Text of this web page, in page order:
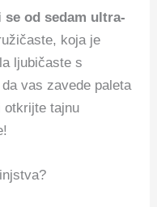
se od sedam ultra-
koja je
ljubičaste s
vas zavede paleta
otkrijte tajnu